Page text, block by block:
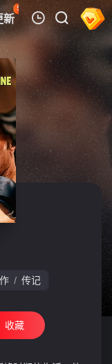
新
53
热榜 APP
/ 传记
收藏